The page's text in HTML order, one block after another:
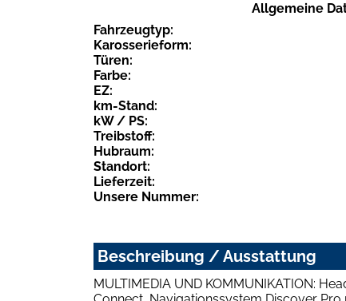
Allgemeine
Fahrzeugtyp:
Karosserieform:
Türen:
Farbe:
EZ:
km-Stand:
kW / PS:
Treibstoff:
Hubraum:
Standort:
Lieferzeit:
Unsere Nummer:
Beschreibung / Ausstattung
MULTIMEDIA UND KOMMUNIKATION: